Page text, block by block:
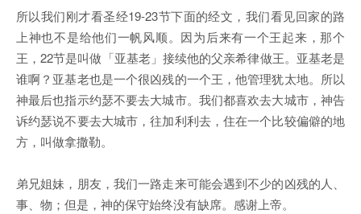
所以我们刚才看圣经19-23节下面的经文，我们看见回家的路
上神也不是给他们一帆风顺。因为后来有一个王起来，那个
王，22节是叫做「亚基老」接续他的父亲希律做王。亚基老是
谁啊？亚基老也是一个很凶残的一个王，他管理犹太地。所以
神最后也指示约瑟不要去大城市。我们都喜欢去大城市，神告
诉约瑟说不要去大城市，往加利利去，住在一个比较偏僻的地
方，叫做拿撒勒。
弟兄姐妹，朋友，我们一路走来可能会遇到不少的凶残的人、
事、物；但是，神的保守始终没有缺席。感谢上帝。